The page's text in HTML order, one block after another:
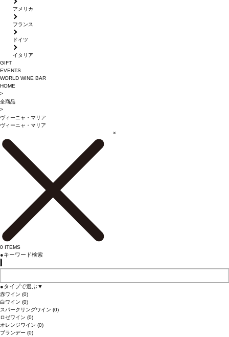
アメリカ
フランス
ドイツ
イタリア
GIFT
EVENTS
WORLD WINE BAR
HOME
>
全商品
>
ヴィーニャ・マリア
ヴィーニャ・マリア
×
0 ITEMS
●キーワード検索
●タイプで選ぶ▼
赤ワイン (0)
白ワイン (0)
スパークリングワイン (0)
ロゼワイン (0)
オレンジワイン (0)
ブランデー (0)